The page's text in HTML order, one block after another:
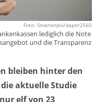
Foto: Smarterpix/dapor2560
lediglich die Note
und die Transparenz
bleiben hinter den
aktuelle Studie
elf von 23